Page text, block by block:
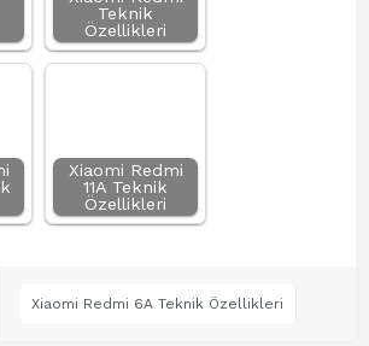
Teknik
Özellikleri
Xiaomi Redmi
11A Teknik
Özellikleri
Xiaomi Redmi 6A Teknik Özellikleri